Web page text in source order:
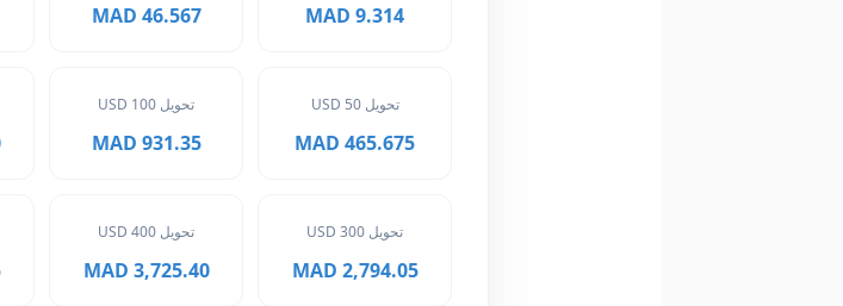
9.314 MAD
46.567 MAD
تحويل 50 USD
465.675 MAD
تحويل 100 USD
931.35 MAD
تحويل 300 USD
2,794.05 MAD
تحويل 400 USD
3,725.40 MAD